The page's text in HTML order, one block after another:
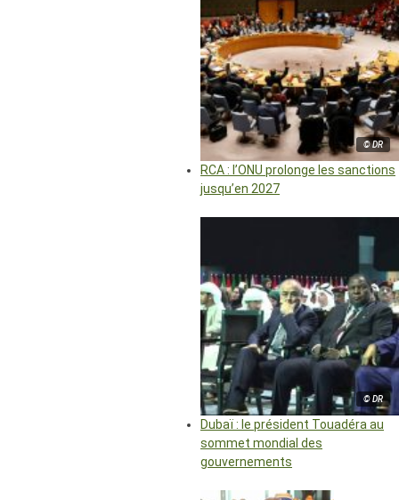
© DR
RCA : l’ONU prolonge les sanctions
jusqu’en 2027
© DR
Dubaï : le président Touadéra au
sommet mondial des
gouvernements